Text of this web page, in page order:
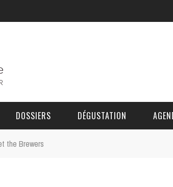
DOSSIERS DÉGUSTATION
the Brewers